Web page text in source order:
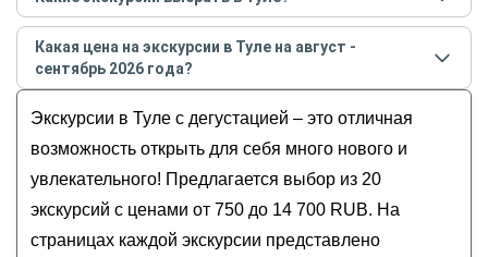
сентябре 2026года:
Ясная Поляна
Куликово поле
Тульский кремль
Музей оружия
Успенский собор
Самые популярные экскурсиив Тулев августе -
сентябре 2026года:
Гастрономическая экскурсия «Тула торговая»
Мастер-класс по созданию тульского пряника с
чаепитием
Тула кабацкая: экскурсия с дегустацией
В гостях у домовёнка Кузи: иммерсивный обед-
знакомство с русской кухней
Иммерсивное чаепитие с погружением в
Какая цена на экскурсии в Туле на август -
сентябрь 2026 года?
2026года от 750 до 14 700 RUB
Экскурсии в Туле с дегустацией – это отличная
возможность открыть для себя много нового и
увлекательного! Предлагается выбор из 20
экскурсий с ценами от 750 до 14 700 RUB. На
страницах каждой экскурсии представлено